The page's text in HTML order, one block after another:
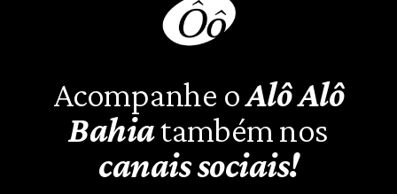
Acompanhe oAlô Alô
Bahiatambém nos
canais sociais!